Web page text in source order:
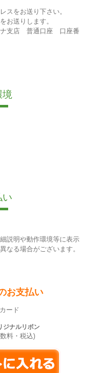
スをお送り下さい。
お送りします。
支店 普通口座 口座番
境
い
説明や動作環境等に表示
なる場合がございます。
お支払い
ード
ジナルリボン
料・税込)